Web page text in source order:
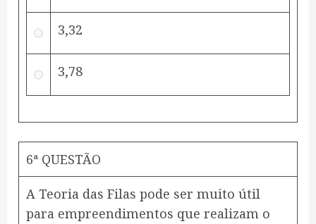
3,32
3,78
6ª QUESTÃO
A Teoria das Filas pode ser muito útil
para empreendimentos que realizam o